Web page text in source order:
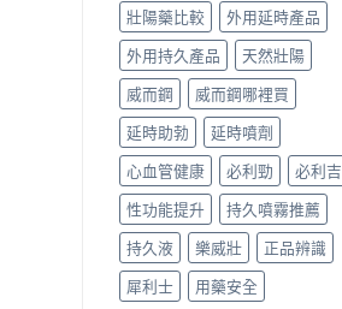
壯陽藥比較
外用延時產品
外用持久產品
天然壯陽
威而鋼
威而鋼哪裡買
延時助勃
延時噴劑
心血管健康
必利勁
必利吉
性功能提升
持久噴霧推薦
持久液
樂威壯
正品辨識
犀利士
用藥安全